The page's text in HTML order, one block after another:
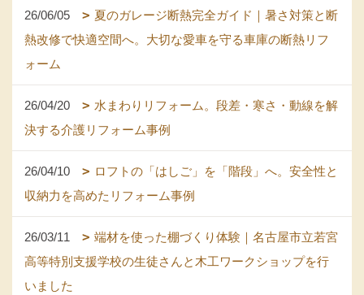
26/06/05
夏のガレージ断熱完全ガイド｜暑さ対策と断
熱改修で快適空間へ。大切な愛車を守る車庫の断熱リフ
ォーム
26/04/20
水まわりリフォーム。段差・寒さ・動線を解
決する介護リフォーム事例
26/04/10
ロフトの「はしご」を「階段」へ。安全性と
収納力を高めたリフォーム事例
26/03/11
端材を使った棚づくり体験｜名古屋市立若宮
高等特別支援学校の生徒さんと木工ワークショップを行
いました